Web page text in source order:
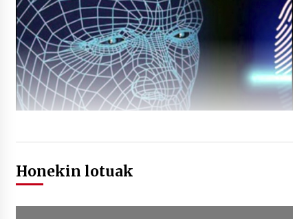
Honekin lotuak